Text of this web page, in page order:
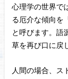
心理学の世界で
る厄介な傾向を
と呼びます。語
草を再び口に戻
人間の場合、ス